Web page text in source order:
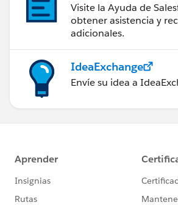
Visite la Ayuda de
obtener asistencia y
adicionales.
IdeaExchange
Envíe su idea a